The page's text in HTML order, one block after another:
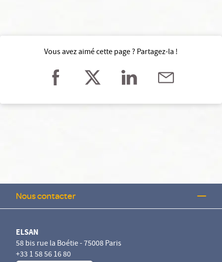
Vous avez aimé cette page ? Partagez-la !
Nous contacter
ELSAN
58 bis rue la Boétie - 75008 Paris
+33 1 58 56 16 80